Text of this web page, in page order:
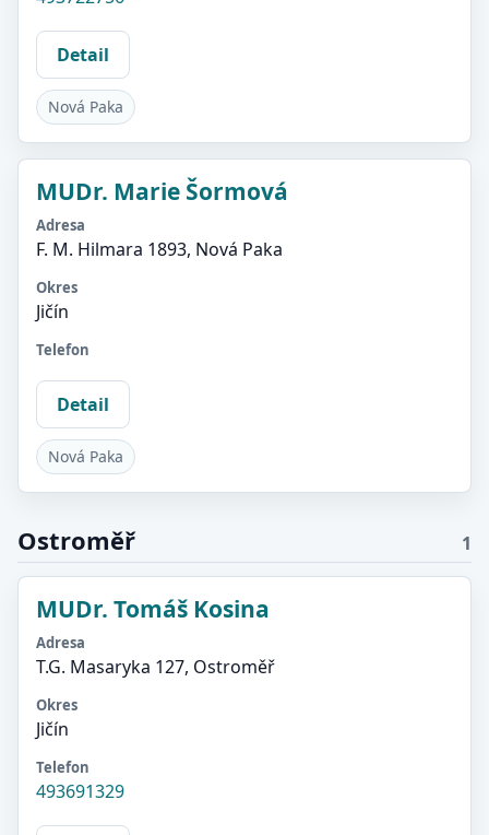
Detail
Nová Paka
MUDr. Marie Šormová
Adresa
F. M. Hilmara 1893, Nová Paka
Okres
Jičín
Telefon
Detail
Nová Paka
Ostroměř 1
MUDr. Tomáš Kosina
Adresa
T.G. Masaryka 127, Ostroměř
Okres
Jičín
Telefon
493691329